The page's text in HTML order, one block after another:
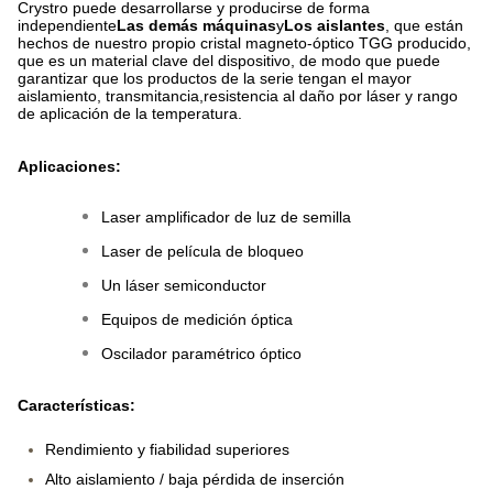
Crystro puede desarrollarse y producirse de forma
independienteLas demás máquinasyLos aislantes , que están
hechos de nuestro propio cristal magneto-óptico TGG producido,
que es un material clave del dispositivo, de modo que puede
garantizar que los productos de la serie tengan el mayor
aislamiento, transmitancia,resistencia al daño por láser y rango
de aplicación de la temperatura.
Aplicaciones:
Laser amplificador de luz de semilla
Laser de película de bloqueo
Un láser semiconductor
Equipos de medición óptica
Oscilador paramétrico óptico
Características:
Rendimiento y fiabilidad superiores
Alto aislamiento / baja pérdida de inserción